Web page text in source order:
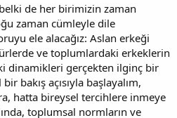
de her birimizin zaman
zaman cümleyle dile
ele alacağız: Aslan erkeği
ve toplumlardaki erkeklerin
dinamikleri gerçekten ilginç bir
bakış açısıyla başlayalım,
hatta bireysel tercihlere inmeye
toplumsal normların ve